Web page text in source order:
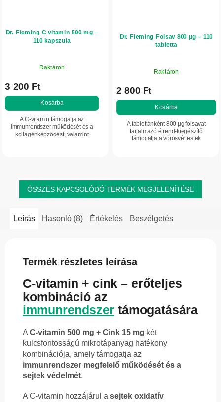
Dr. Fleming C-vitamin 500 mg –
110 kapszula
Raktáron
3 200 Ft
Kosárba
A C-vitamin támogatja az
immunrendszer működését és a
kollagénképződést, valamint
Dr. Fleming Folsav 800 µg – 110
tabletta
Raktáron
2 800 Ft
Kosárba
A tablettánként 800 µg folsavat
tartalmazó étrend-kiegészítő
támogatja a vörösvértestek
ÖSSZES KAPCSOLÓDÓ TERMÉK MEGJELENÍTÉSE
Leírás Hasonló (8) Értékelés Beszélgetés
Termék részletes leírása
C-vitamin + cink – erőteljes
kombináció az
immunrendszer támogatására
A C-vitamin 500 mg + Cink 15 mg két
kulcsfontosságú mikrotápanyag hatékony
kombinációja, amely támogatja az
immunrendszer megfelelő működését és a
sejtek védelmét.
A C-vitamin hozzájárul a sejtek oxidatív